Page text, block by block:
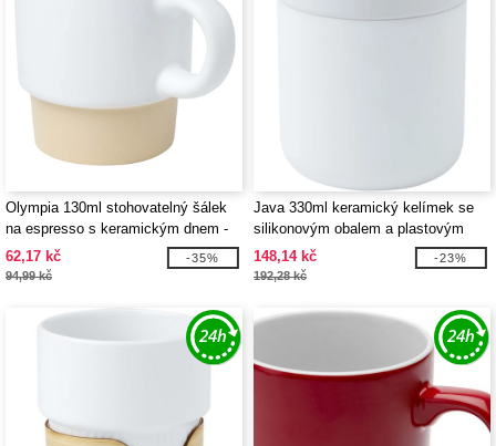
Olympia 130ml stohovatelný šálek
na espresso s keramickým dnem -
EgotierPro 100805
62,17 kč
94,99 kč
-35%
Java 330ml keramický kelímek se
silikonovým obalem a plastovým
víčkem - EgotierPro 100808
148,14 kč
192,28 kč
-23%